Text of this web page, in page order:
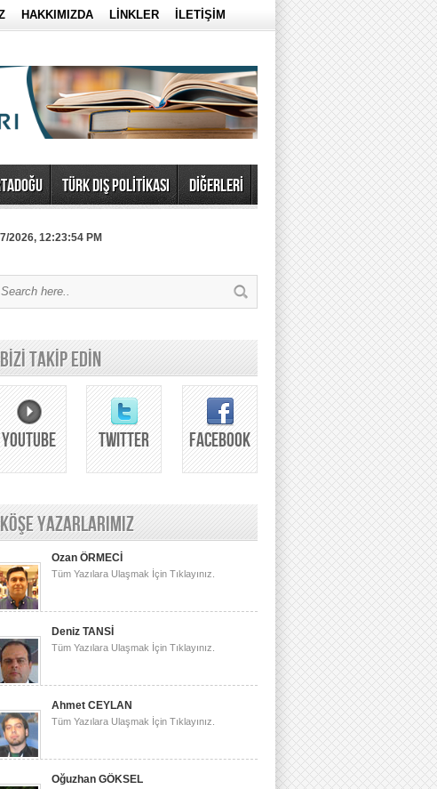
HAKKIMIZDA LİNKLER İLETİŞİM
TÜRK DIŞ POLİTİKASI DİĞERLERİ
2026, 12:23:54 PM
BİZİ TAKİP EDİN
YOUTUBE TWITTER FACEBOOK
KÖŞE YAZARLARIMIZ
Ozan ÖRMECİ
Tüm Yazılara Ulaşmak İçin Tıklayınız.
Deniz TANSİ
Tüm Yazılara Ulaşmak İçin Tıklayınız.
Ahmet CEYLAN
Tüm Yazılara Ulaşmak İçin Tıklayınız.
Oğuzhan GÖKSEL